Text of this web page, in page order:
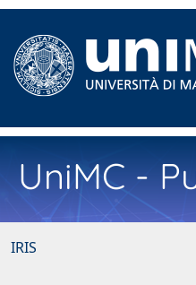
UniMC -
IRIS